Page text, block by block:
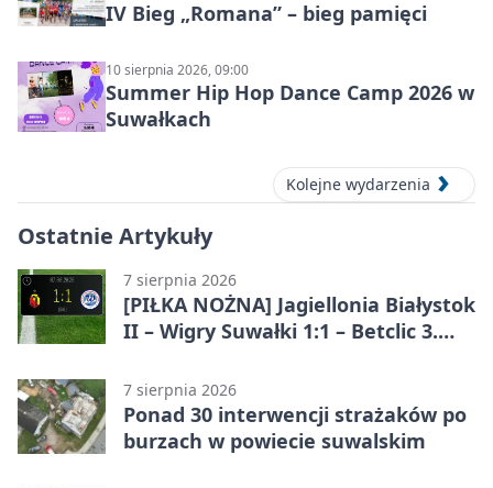
IV Bieg „Romana” – bieg pamięci
10 sierpnia 2026, 09:00
Summer Hip Hop Dance Camp 2026 w
Suwałkach
Kolejne wydarzenia
Ostatnie Artykuły
7 sierpnia 2026
[PIŁKA NOŻNA] Jagiellonia Białystok
II – Wigry Suwałki 1:1 – Betclic 3.
7 sierpnia 2026
Ponad 30 interwencji strażaków po
burzach w powiecie suwalskim